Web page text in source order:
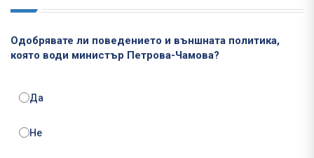
Одобрявате ли поведението и външната политика,
която води министър Петрова-Чамова?
Да
Не